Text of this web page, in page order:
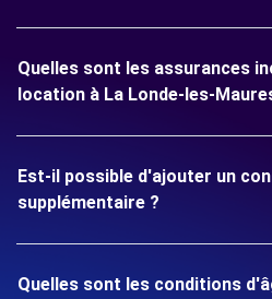
Quelles sont les assurances
location à La Londe-les-
Est-il possible d'ajouter un
supplémentaire ?
Quelles sont les conditions